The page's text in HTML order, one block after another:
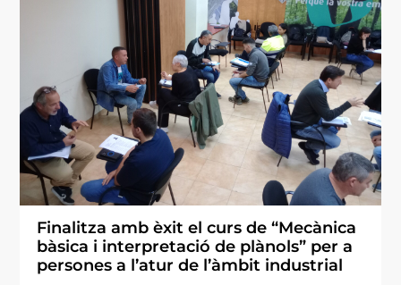
Finalitza amb èxit el curs de “Mecànica
bàsica i interpretació de plànols” per a
persones a l’atur de l’àmbit industrial